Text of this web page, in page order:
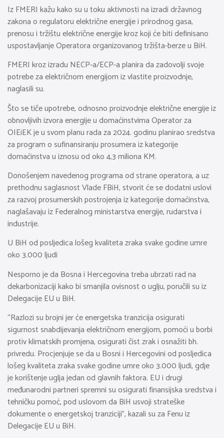
Iz FMERI kažu kako su u toku aktivnosti na izradi državnog
zakona o regulatoru električne energije i prirodnog gasa,
prenosu i tržištu električne energije kroz koji će biti definisano
uspostavljanje Operatora organizovanog tržišta-berze u BiH.
FMERI kroz izradu NECP-a/ECP-a planira da zadovolji svoje
potrebe za električnom energijom iz vlastite proizvodnje,
naglasili su.
Što se tiče upotrebe, odnosno proizvodnje električne energije iz
obnovljivih izvora energije u domaćinstvima Operator za
OIEiEK je u svom planu rada za 2024. godinu planirao sredstva
za program o sufinansiranju prosumera iz kategorije
domaćinstva u iznosu od oko 4,3 miliona KM.
Donošenjem navedenog programa od strane operatora, a uz
prethodnu saglasnost Vlade FBiH, stvorit će se dodatni uslovi
za razvoj prosumerskih postrojenja iz kategorije domaćinstva,
naglašavaju iz Federalnog ministarstva energije, rudarstva i
industrije.
U BiH od posljedica lošeg kvaliteta zraka svake godine umre
oko 3.000 ljudi
Nesporno je da Bosna i Hercegovina treba ubrzati rad na
dekarbonizaciji kako bi smanjila ovisnost o uglju, poručili su iz
Delegacije EU u BiH.
“Razlozi su brojni jer će energetska tranzicija osigurati
sigurnost snabdijevanja električnom energijom, pomoći u borbi
protiv klimatskih promjena, osigurati čist zrak i osnažiti bh.
privredu. Procjenjuje se da u Bosni i Hercegovini od posljedica
lošeg kvaliteta zraka svake godine umre oko 3.000 ljudi, gdje
je korištenje uglja jedan od glavnih faktora. EU i drugi
međunarodni partneri spremni su osigurati finansijska sredstva i
tehničku pomoć, pod uslovom da BiH usvoji strateške
dokumente o energetskoj tranziciji”, kazali su za Fenu iz
Delegacije EU u BiH.